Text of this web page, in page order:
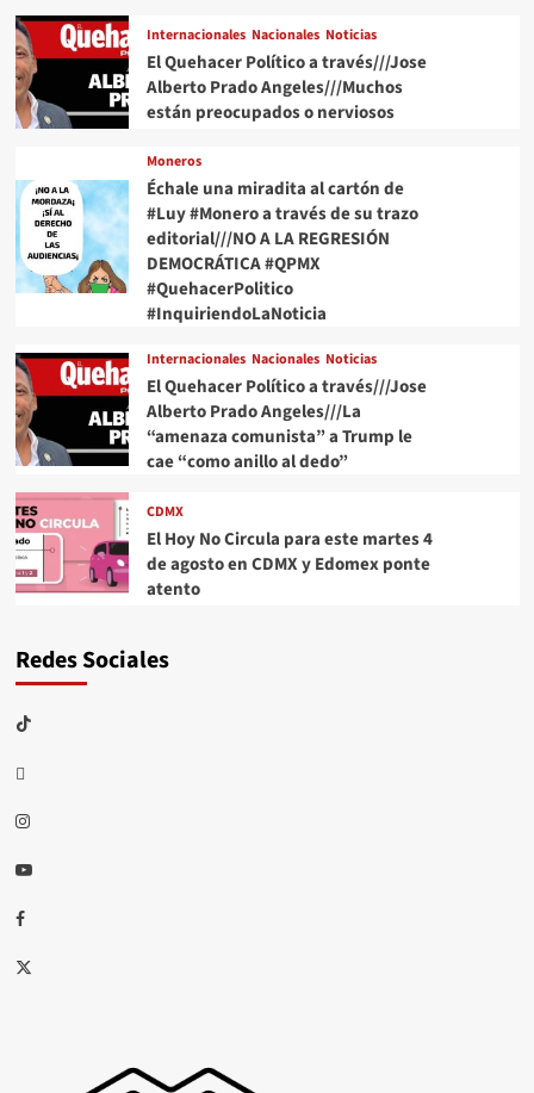
Internacionales Nacionales Noticias
El Quehacer Político a través///Jose
Alberto Prado Angeles///Muchos
están preocupados o nerviosos
Moneros
Échale una miradita al cartón de
#Luy #Monero a través de su trazo
editorial///NO A LA REGRESIÓN
DEMOCRÁTICA #QPMX
#QuehacerPolitico
#InquiriendoLaNoticia
Internacionales Nacionales Noticias
El Quehacer Político a través///Jose
Alberto Prado Angeles///La
“amenaza comunista” a Trump le
cae “como anillo al dedo”
CDMX
El Hoy No Circula para este martes 4
de agosto en CDMX y Edomex ponte
atento
Redes Sociales
TikTok
threads
Instagram
Youtube
Facebook
X